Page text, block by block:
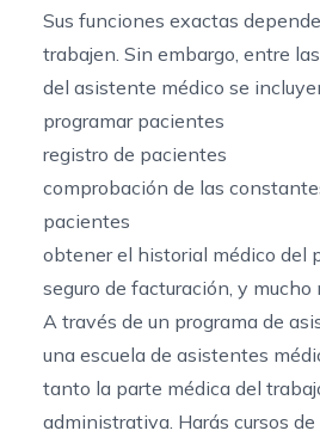
Sus funciones exactas
trabajen. Sin embargo, entre
del asistente médico se
programar pacientes
registro de pacientes
comprobación de las
pacientes
obtener el historial médico del
seguro de facturación, y mucho
A través de un programa de
una escuela de asistentes
tanto la parte médica del
administrativa. Harás cursos